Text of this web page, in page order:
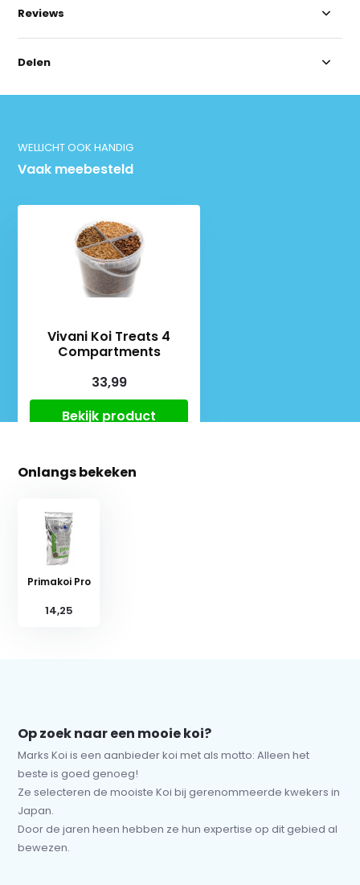
Reviews
Delen
WELLICHT OOK HANDIG
Vaak meebesteld
Vivani Koi Treats 4
Compartments
33,99
Bekijk product
Onlangs bekeken
Primakoi Pro
14,25
Op zoek naar een mooie koi?
Marks Koi is een aanbieder koi met als motto: Alleen het
beste is goed genoeg!
Ze selecteren de mooiste Koi bij gerenommeerde kwekers in
Japan.
Door de jaren heen hebben ze hun expertise op dit gebied al
bewezen.